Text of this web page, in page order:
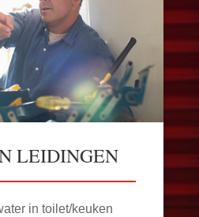
LEIDINGEN
in toilet/keuken